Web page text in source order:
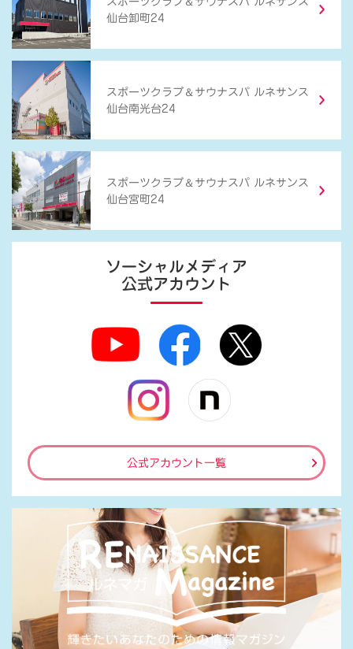
仙台卸町24
スポーツクラブ ＆ サウナスパ ルネサンス
仙台南光台24
スポーツクラブ ＆ サウナスパ ルネサンス
仙台宮町24
ソーシャルメディア
公式アカウント
公式アカウント一覧